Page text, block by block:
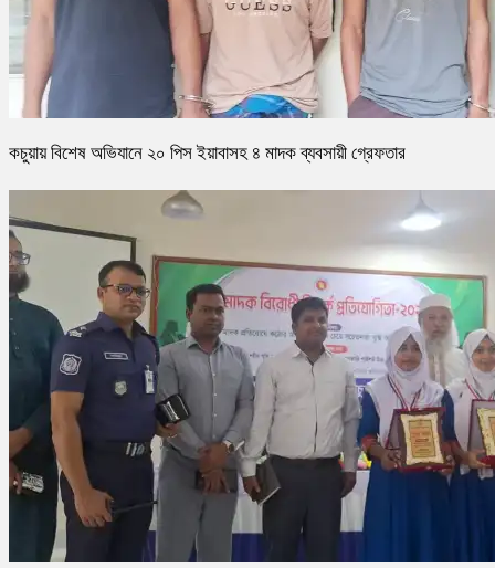
কচুয়ায় বিশেষ অভিযানে ২০ পিস ইয়াবাসহ ৪ মাদক ব্যবসায়ী গ্রেফতার